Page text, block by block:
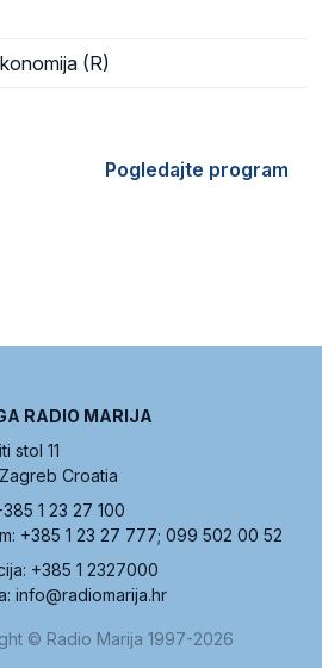
(R)
Pogledajte program
RADIO MARIJA
stol 11
Croatia
1 23 27 100
+385 1 23 27 777; 099 502 00 52
+385 1 2327000
info@radiomarija.hr
© Radio Marija 1997-2026